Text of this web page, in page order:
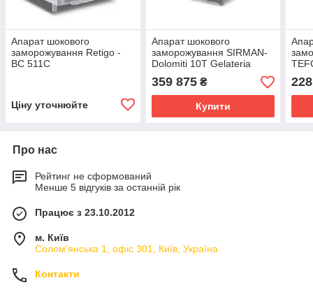
Апарат шокового
заморожування Retigo -
BC 511C
Ціну уточнюйте
Апарат шокового
заморожування SIRMAN-
Dolomiti 10T Gelateria
R290
359 875₴
Купити
Про нас
Рейтинг не сформований
Менше 5 відгуків за останній рік
Працює з 23.10.2012
м. Київ
Солом'янська 1, офіс 301, Київ, Україна
Контакти